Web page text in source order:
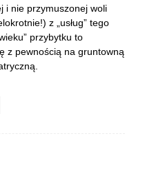
i nie przymuszonej woli
z „usług” tego
przybytku to
z pewnością na gruntowną